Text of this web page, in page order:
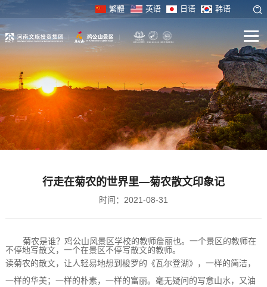
繁體 英语 日语 韩语
行走在菊农的世界里—菊农散文印象记
时间：2021-08-31
菊农是谁？鸡公山风景区学校的教师詹丽也。一个景区的教师在
不停地写散文，一个在景区不停写散文的教师。
读菊农的散文，让人轻易地想到梭罗的《瓦尔登湖》，一样的简洁，
一样的华美；一样的朴素，一样的富丽。毫无疑问的写意山水，又油